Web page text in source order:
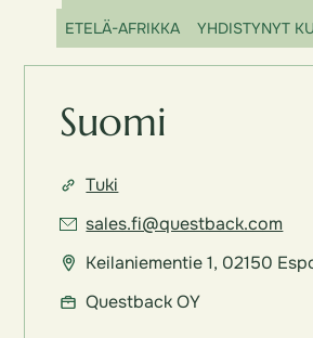
ETELÄ-AFRIKKA
YHDISTYNYT
Suomi
Tuki
sales.fi@questback.com
Keilaniementie 1, 02150
Questback OY